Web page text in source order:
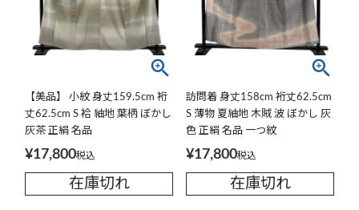
【美品】 小紋 身丈159.5cm 裄
丈62.5cm S 袷 紬地 葉柄 ぼかし
灰茶 正絹 名品
¥17,800税込
在庫切れ
訪問着 身丈158cm 裄丈62.5cm
S 薄物 夏紬地 木賊 波 ぼかし 灰
色 正絹 名品 一つ紋
¥17,800税込
在庫切れ